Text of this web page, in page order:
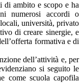
di ambito e scopo e ha
numerosi accordi o
università, privato
di creare sinergie, e
formativa e di
dell’attività e, per
si seguito le
come scuola capofila